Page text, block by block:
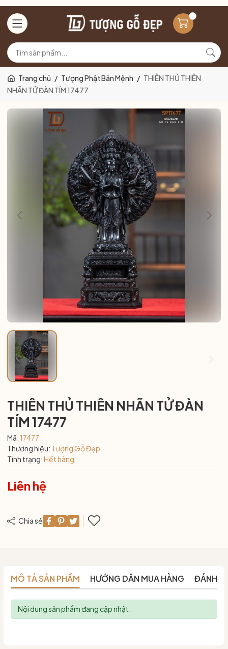
Trang chủ / Tượng Phật Bản Mệnh / THIÊN THỦ THIÊN
NHÃN TỬ ĐÀN TÍM 17477
THIÊN THỦ THIÊN NHÃN TỬ ĐÀN
TÍM 17477
Mã: 17477
Thương hiệu: Tượng Gỗ Đẹp
Tình trạng:Hết hàng
Liên hệ
Chia sẻ
MÔ TẢ SẢN PHẨM HƯỚNG DẪN MUA HÀNG ĐÁNH
Nội dung sản phẩm đang cập nhật.